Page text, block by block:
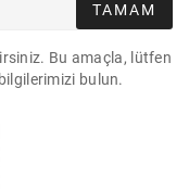
TAMAM
Bu amaçla, lütfen
bulun.